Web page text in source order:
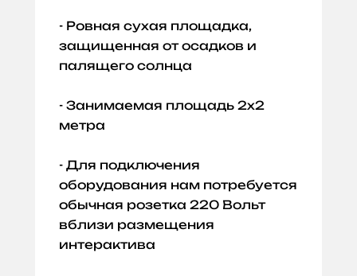
- Ровная сухая площадка,
защищенная от осадков и
палящего солнца
- Занимаемая площадь 2х2
метра
- Для подключения
оборудования нам потребуется
обычная розетка 220 Вольт
вблизи размещения
интерактива